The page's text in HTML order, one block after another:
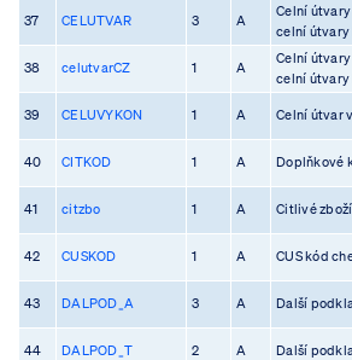
37 CELUTVAR 3 A
Celní
celní útvary
38 celutvarCZ 1 A
Celní
celní útvary
39 CELUVYKON 1 A Celní útvar
40 CITKOD 1 A Doplňkové
41 citzbo 1 A Citlivé zboží
42 CUSKOD 1 A CUS kód
43 DALPOD_A 3 A Další
44 DALPOD_T 2 A Další